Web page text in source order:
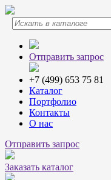
Отправить запрос
+7 (499) 653 75 81
Каталог
Портфолио
Контакты
О нас
Отправить запрос
Заказать каталог